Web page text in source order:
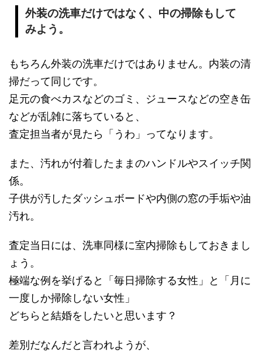
外装の洗車だけではなく、中の掃除もして
みよう。
もちろん外装の洗車だけではありません。内装の清
掃だって同じです。
足元の食べカスなどのゴミ、ジュースなどの空き缶
などが乱雑に落ちていると、
査定担当者が見たら「うわ」ってなります。
また、汚れが付着したままのハンドルやスイッチ関
係。
子供が汚したダッシュボードや内側の窓の手垢や油
汚れ。
査定当日には、洗車同様に室内掃除もしておきまし
ょう。
極端な例を挙げると「毎日掃除する女性」と「月に
一度しか掃除しない女性」
どちらと結婚をしたいと思います？
差別だなんだと言われようが、